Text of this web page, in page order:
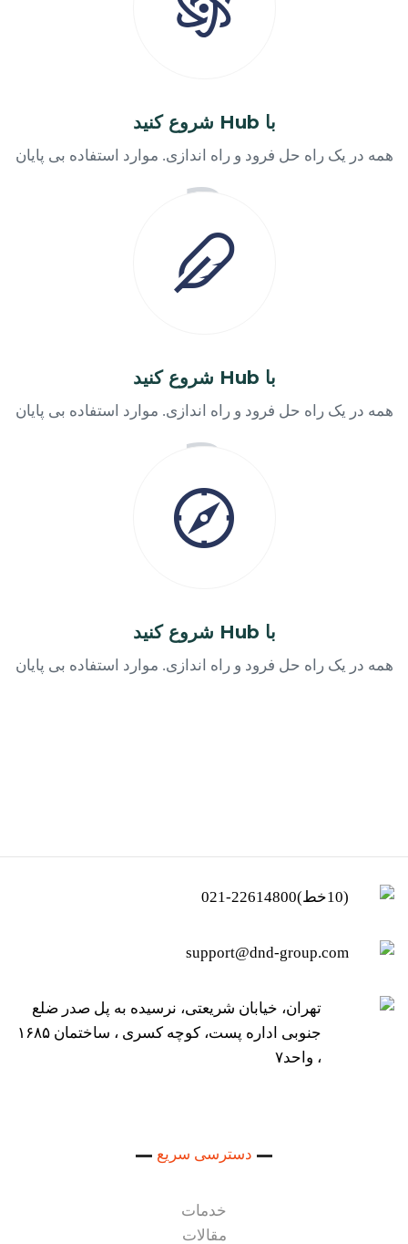
با Hub شروع کنید
همه در یک راه حل فرود و راه اندازی. موارد استفاده بی پایان
با Hub شروع کنید
همه در یک راه حل فرود و راه اندازی. موارد استفاده بی پایان
با Hub شروع کنید
همه در یک راه حل فرود و راه اندازی. موارد استفاده بی پایان
(10خط)22614800-021
support@dnd-group.com
تهران، خیابان شریعتی، نرسیده به پل صدر ضلع
جنوبی اداره پست، کوچه کسری ، ساختمان ۱۶۸۵
، واحد۷
دسترسی سریع
خدمات
مقالات